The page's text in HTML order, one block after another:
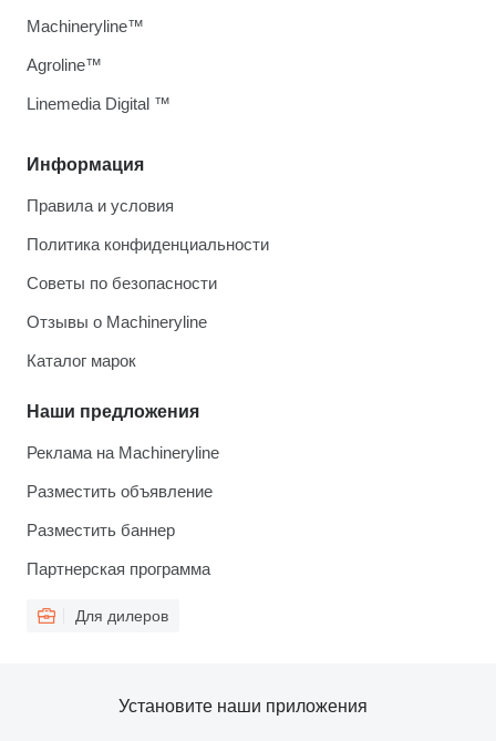
Информация
Правила и условия
Политика конфиденциальности
Советы по безопасности
Отзывы о Machineryline
Каталог марок
Наши предложения
Реклама на Machineryline
Разместить объявление
Разместить баннер
Партнерская программа
Для дилеров
Machineryline™
Agroline™
Linemedia Digital ™
Установите наши приложения